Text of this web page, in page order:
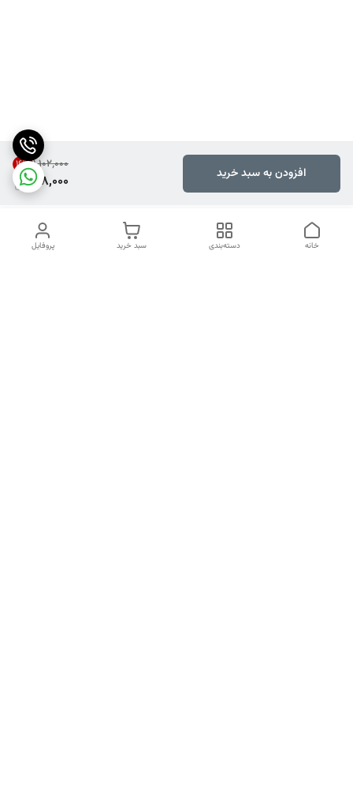
۱٬۱۰۲٬۰۰۰ 16%
918,000 افزودن به سبد خرید
پروفایل سبد خرید دسته‌بندی خانه